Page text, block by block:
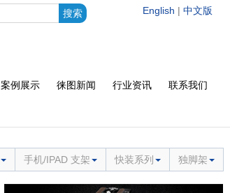
English | 中文版
案例展示 徕图新闻 行业资讯 联系我们
手机/IPAD 支架 快装系列 独脚架